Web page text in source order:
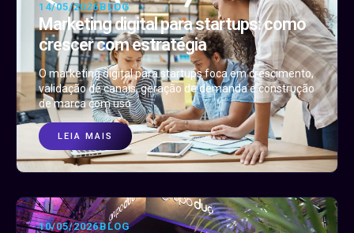
14/05/2026BLOG
Marketing digital para startups: como
crescer com estratégia
O marketing digital para startups foca em crescimento,
validação de canais, geração de demanda e construção
de marca com uso
LEIA MAIS
10/05/2026BLOG